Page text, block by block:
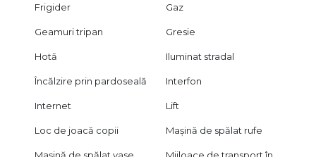
Frigider Gaz
Geamuri tripan Gresie
Hotă Iluminat stradal
Încălzire prin pardoseală Interfon
Internet Lift
Loc de joacă copii Mașină de spălat rufe